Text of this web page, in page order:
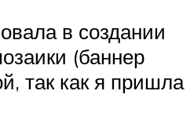
в создании
(баннер
так как я пришла